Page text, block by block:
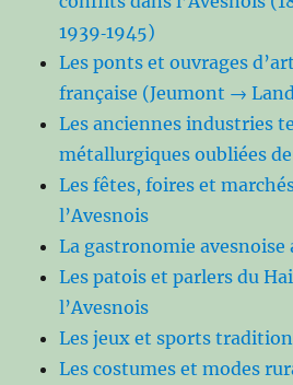
1939‑1945)
Les ponts et ouvrages
française (Jeumont →
Les anciennes industries
métallurgiques oubliées
Les fêtes, foires et
l’Avesnois
La gastronomie avesnoise
Les patois et parlers du
l’Avesnois
Les jeux et sports
Les costumes et modes